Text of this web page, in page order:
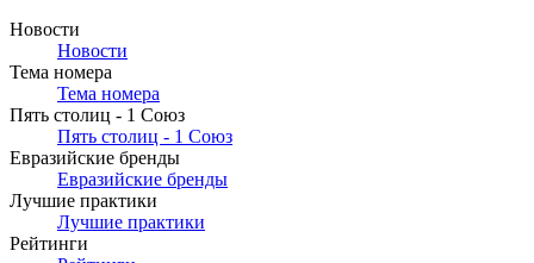
Новости
Новости
Тема номера
Тема номера
Пять столиц - 1 Союз
Пять столиц - 1 Союз
Евразийские бренды
Евразийские бренды
Лучшие практики
Лучшие практики
Рейтинги